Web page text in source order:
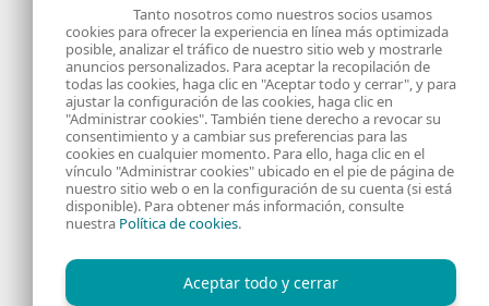
seguridad de ESET
Acerca de RSS Feed
Contáctanos Dirección
Información Legal Política de Cookies
Política de privacidad
Tanto nosotros como nuestros socios usamos
cookies para ofrecer la experiencia en línea más optimizada
posible, analizar el tráfico de nuestro sitio web y mostrarle
anuncios personalizados. Para aceptar la recopilación de
todas las cookies, haga clic en "Aceptar todo y cerrar", y para
ajustar la configuración de las cookies, haga clic en
"Administrar cookies". También tiene derecho a revocar su
consentimiento y a cambiar sus preferencias para las
cookies en cualquier momento. Para ello, haga clic en el
vínculo "Administrar cookies" ubicado en el pie de página de
nuestro sitio web o en la configuración de su cuenta (si está
disponible). Para obtener más información, consulte
nuestra Política de cookies.
Aceptar todo y cerrar